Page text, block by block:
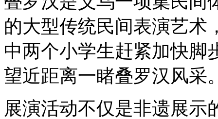
的大型传统民间表演艺术
中两个小学生赶紧加快脚
望近距离一睹叠罗汉风采
展演活动不仅是非遗展示